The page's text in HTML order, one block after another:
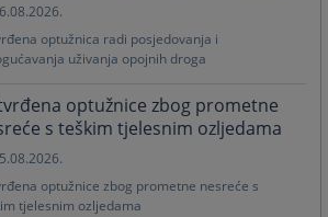
optužnica radi posjedovanja i
uživanja opojnih droga
optužnice zbog prometne
s teškim tjelesnim ozljedama
optužnice zbog prometne nesreće s
tjelesnim ozljedama